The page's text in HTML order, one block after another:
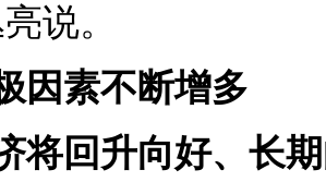
说。
因素不断增多
将回升向好、长